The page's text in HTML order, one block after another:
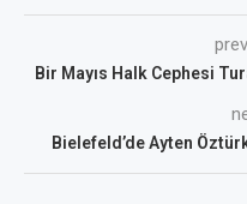
Bir Mayıs Halk Cephesi
Bielefeld’de Ayten